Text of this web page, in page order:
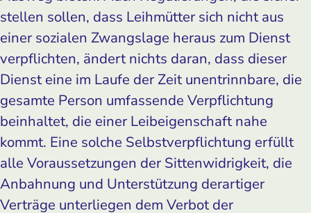
stellen sollen, dass Leihmütter sich nicht aus
einer sozialen Zwangslage heraus zum Dienst
verpflichten, ändert nichts daran, dass dieser
Dienst eine im Laufe der Zeit unentrinnbare, die
gesamte Person umfassende Verpflichtung
beinhaltet, die einer Leibeigenschaft nahe
kommt. Eine solche Selbstverpflichtung erfüllt
alle Voraussetzungen der Sittenwidrigkeit, die
Anbahnung und Unterstützung derartiger
Verträge unterliegen dem Verbot der